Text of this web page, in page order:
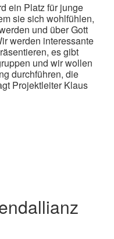
ein Platz für junge
sie sich wohlfühlen,
und über Gott
werden interessante
es gibt
und wir wollen
durchführen, die
Projektleiter Klaus